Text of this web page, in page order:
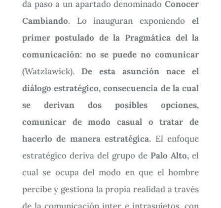
da paso a un apartado denominadoConocer
Cambiando. Lo inauguran exponiendoel
primer postulado de la Pragmática del la
comunicación: no se puede no comunicar
(Watzlawick). De esta asunción nace el
diálogo estratégico, consecuencia de la cual
se derivan dos posibles opciones,
comunicar de modo casual o tratar de
hacerlo de manera estratégica. El enfoque
estratégico deriva del grupo de Palo Alto,el
cual se ocupa del modo en que el hombre
percibe y gestiona la propia realidad a través